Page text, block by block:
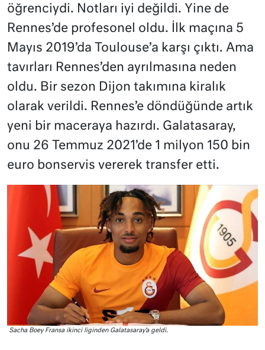
öğrenciydi. Notları iyi değildi. Yine de
Rennes’de profesonel oldu. İlk maçına 5
Mayıs 2019’da Toulouse’a karşı çıktı. Ama
tavırları Rennes’den ayrılmasına neden
oldu. Bir sezon Dijon takımına kiralık
olarak verildi. Rennes’e döndüğünde artık
yeni bir maceraya hazırdı. Galatasaray,
onu 26 Temmuz 2021’de 1 milyon 150 bin
euro bonservis vererek transfer etti.
Sacha Boey Fransa ikinci liginden Galatasaray’a geldi.